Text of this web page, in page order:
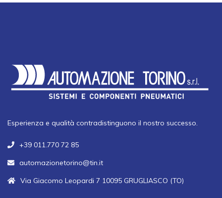
Esperienza e qualità contradistinguono il nostro successo.
+39 011.770 72 85
automazionetorino@tin.it
Via Giacomo Leopardi 7 10095 GRUGLIASCO (TO)